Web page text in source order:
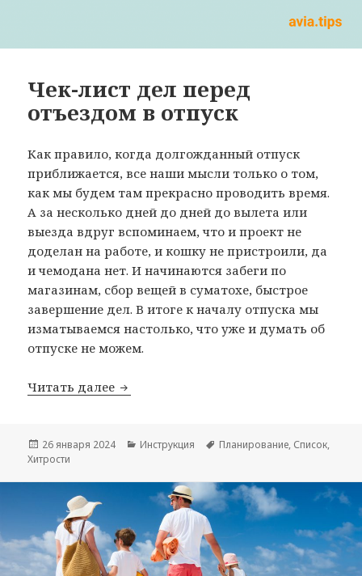
Чек-лист дел перед
отъездом в отпуск
Как правило, когда долгожданный отпуск
приближается, все наши мысли только о том,
как мы будем там прекрасно проводить время.
А за несколько дней до дней до вылета или
выезда вдруг вспоминаем, что и проект не
доделан на работе, и кошку не пристроили, да
и чемодана нет. И начинаются забеги по
магазинам, сбор вещей в суматохе, быстрое
завершение дел. В итоге к началу отпуска мы
изматываемся настолько, что уже и думать об
отпуске не можем.
Читать далее Чек-лист дел перед отъездом в
Опубликовано
26 января 2024 Рубрики
Инструкция Метки
Планирование, Список,
Хитрости